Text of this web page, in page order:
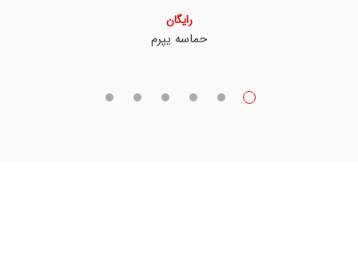
حماسه یپرم
رایگان